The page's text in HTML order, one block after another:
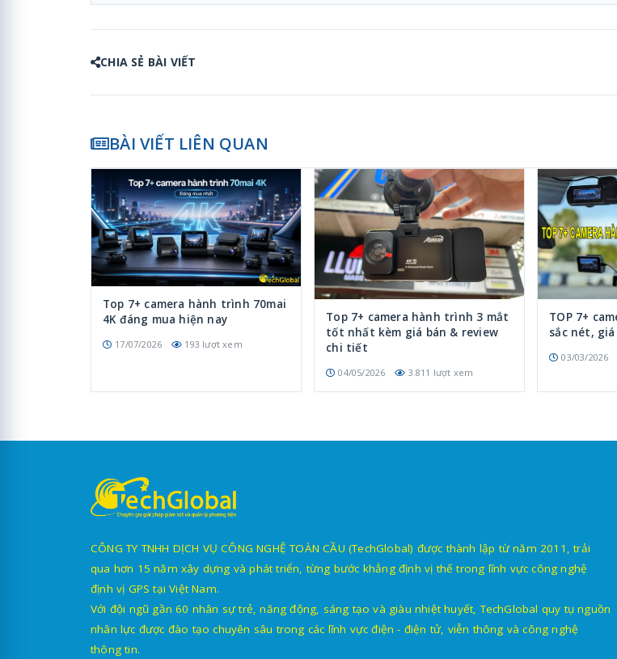
CHIA SẺ BÀI VIẾT
BÀI VIẾT LIÊN QUAN
Top 7+ camera hành trình 70mai
4K đáng mua hiện nay
17/07/2026 193 lượt xem
Top 7+ camera hành trình 3 mắt
tốt nhất kèm giá bán & review
chi tiết
04/05/2026 3.811 lượt xem
TOP 7+
sắc nét,
03/03/2026
CÔNG TY TNHH DỊCH VỤ CÔNG NGHỆ TOÀN CẦU (TechGlobal) được thành lập từ năm 2011, trải
qua hơn 15 năm xây dựng và phát triển, từng bước khẳng định vị thế trong lĩnh vực công nghệ
định vị GPS tại Việt Nam.
Với đội ngũ gần 60 nhân sự trẻ, năng động, sáng tạo và giàu nhiệt huyết, TechGlobal quy tụ nguồn
nhân lực được đào tạo chuyên sâu trong các lĩnh vực điện - điện tử, viễn thông và công nghệ
thông tin.